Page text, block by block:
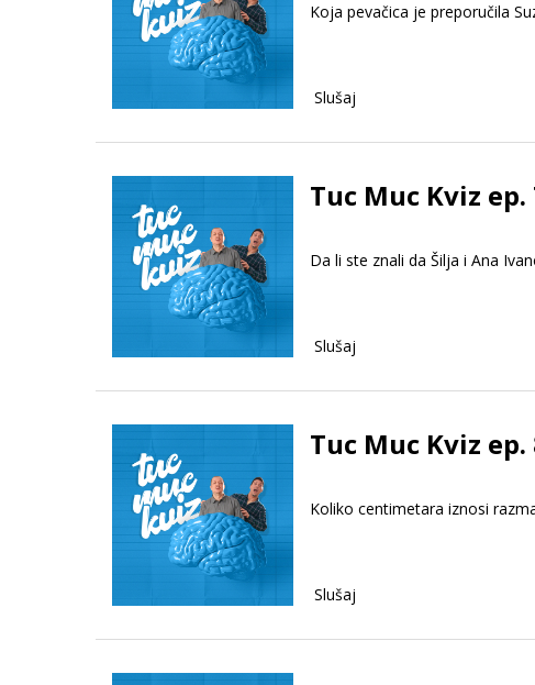
Koja pevačica je preporučila
Slušaj
Tuc Muc Kviz ep.
Da li ste znali da Šilja i Ana
Slušaj
Tuc Muc Kviz ep.
Koliko centimetara iznosi
Slušaj